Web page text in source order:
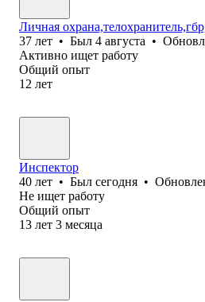
Личная
37 лет • Был 4 августа •
Активно ищет работу
Общий опыт
12 лет
Инспектор
40 лет • Был сегодня •
Не ищет работу
Общий опыт
13 лет 3 месяца